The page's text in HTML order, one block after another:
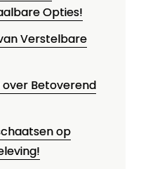
Opties!
Verstelbare
Betoverend
op